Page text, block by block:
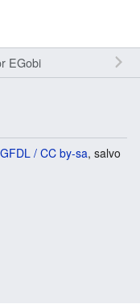
EGobi
GFDL / CC by-sa, salvo